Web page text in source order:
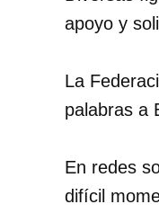
apoyo y
La
palabras a
En redes
difícil